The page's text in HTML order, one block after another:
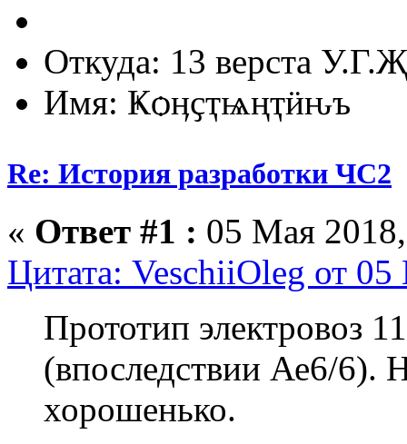
Откуда: 13 верста
Имя: Ҝѻӊҫҭѩңҭӥԋъ
Re: История разработки ЧС2
« Ответ #1 : 05 Мая
Цитата: VeschiiOleg от
Прототип электровоз
(впоследствии Ае6/6).
хорошенько.